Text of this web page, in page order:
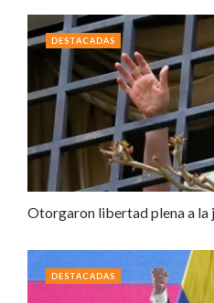
Otorgaron libertad plena a la
DESTACADAS
DESTACADAS